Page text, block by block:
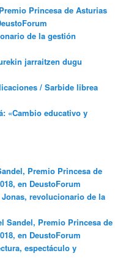
Princesa de Asturias
de la gestión
jarraitzen dugu
/ Sarbide librea
«Cambio educativo y
Premio Princesa de
en DeustoForum
revolucionario de la
Sandel, Premio Princesa de
en DeustoForum
espectáculo y